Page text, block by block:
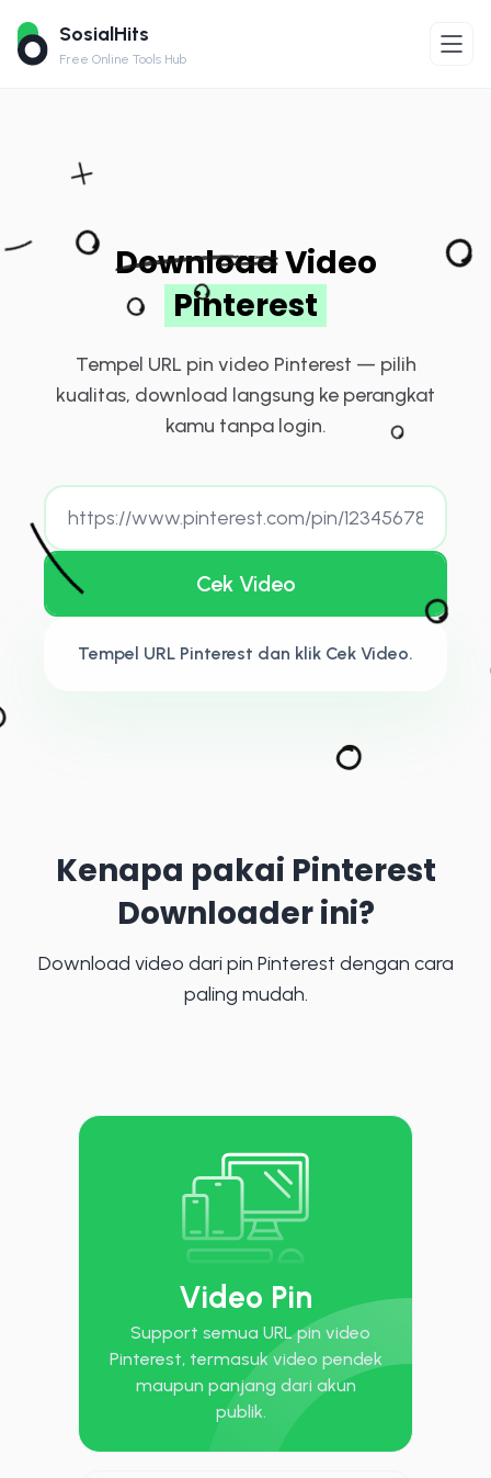
SosialHits
Free Online Tools Hub
DownloadVideo
Pinterest
Tempel URL pin video Pinterest — pilih
kualitas, download langsung ke perangkat
kamu tanpa login.
Cek Video
Tempel URL Pinterest dan klik Cek Video.
Kenapa pakai Pinterest
Downloader ini?
Download video dari pin Pinterest dengan cara
paling mudah.
Video Pin
Support semua URL pin video
Pinterest, termasuk video pendek
maupun panjang dari akun
publik.